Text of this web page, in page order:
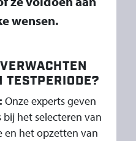
wensen.
TESTPERIODE?
Onze experts geven
het selecteren van
en het opzetten van